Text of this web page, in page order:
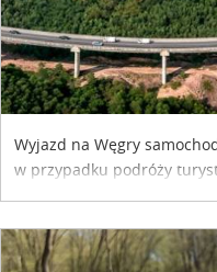
Wyjazd na Węgry
w przypadku podróży
współpracy reklamowej z